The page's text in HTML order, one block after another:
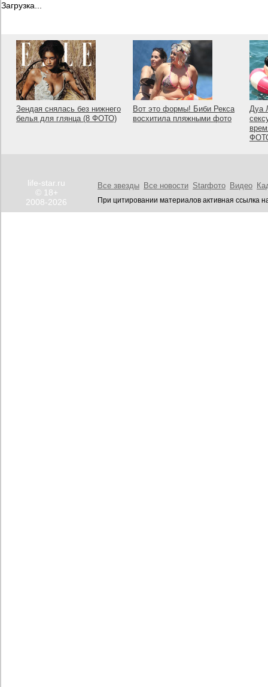
Загрузка...
Зендая снялась без нижнего
белья для глянца (8 ФОТО)
Вот это формы! Биби Рекса
восхитила пляжными фото
Дуа
life-star.ru
© 18+
2008-2026
Все звезды Все новости Starфото Видео
При цитировании материалов активная ссылка